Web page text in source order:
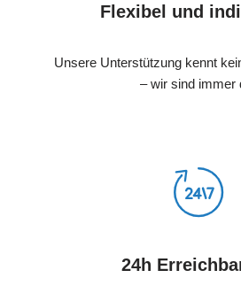
Flexibel und
Unsere Unterstützung kennt
– wir sind immer
24h